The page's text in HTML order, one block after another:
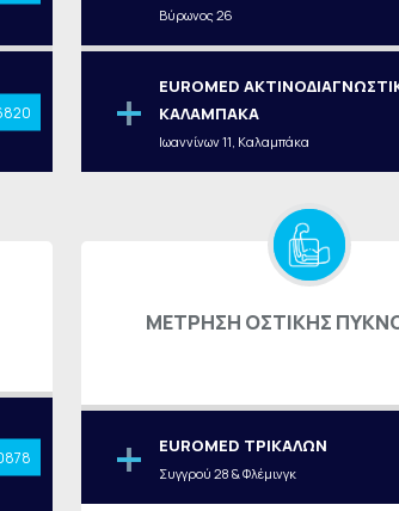
Βύρωνος 26
EUROMED
ΚΑΛΑΜΠΑΚΑ
Ιωαννίνων 11, Καλαμπάκα
ΜΕΤΡΗΣΗ ΟΣΤΙΚΗΣ
EUROMED ΤΡΙΚΑΛΩΝ
Συγγρού 28 & Φλέμινγκ